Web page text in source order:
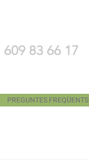
609 83 66 17
PREGUNTES FREQÜENTS